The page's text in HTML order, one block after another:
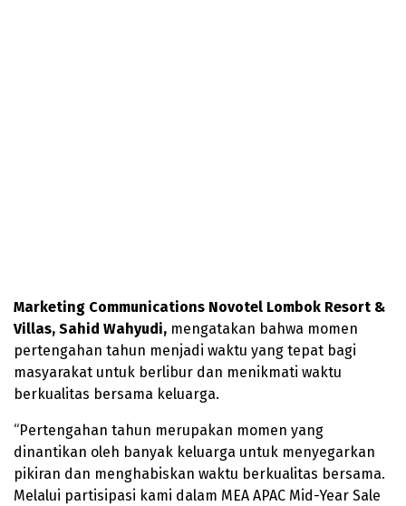
Marketing Communications Novotel Lombok Resort &
Villas, Sahid Wahyudi, mengatakan bahwa momen
pertengahan tahun menjadi waktu yang tepat bagi
masyarakat untuk berlibur dan menikmati waktu
berkualitas bersama keluarga.
“Pertengahan tahun merupakan momen yang
dinantikan oleh banyak keluarga untuk menyegarkan
pikiran dan menghabiskan waktu berkualitas bersama.
Melalui partisipasi kami dalam MEA APAC Mid-Year Sale